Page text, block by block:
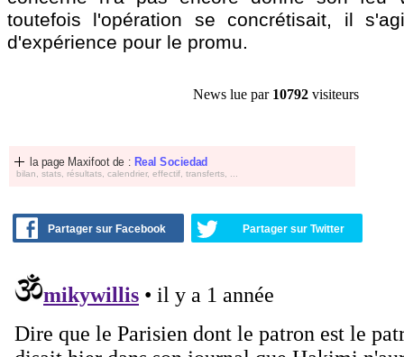
toutefois l'opération se concrétisait, il
d'expérience pour le promu.
News lue par 10792 visiteurs
la page Maxifoot de : Real Sociedad
bilan, stats, résultats, calendrier, effectif, transferts, ...
Partager sur Facebook Partager sur Twitter